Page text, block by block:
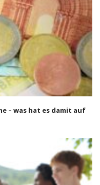
– was hat es damit auf